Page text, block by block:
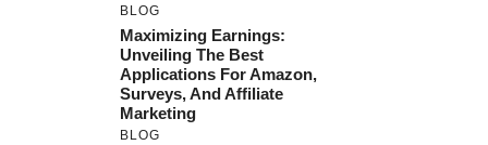
BLOG
Maximizing Earnings:
Unveiling The Best
Applications For Amazon,
Surveys, And Affiliate
Marketing
BLOG